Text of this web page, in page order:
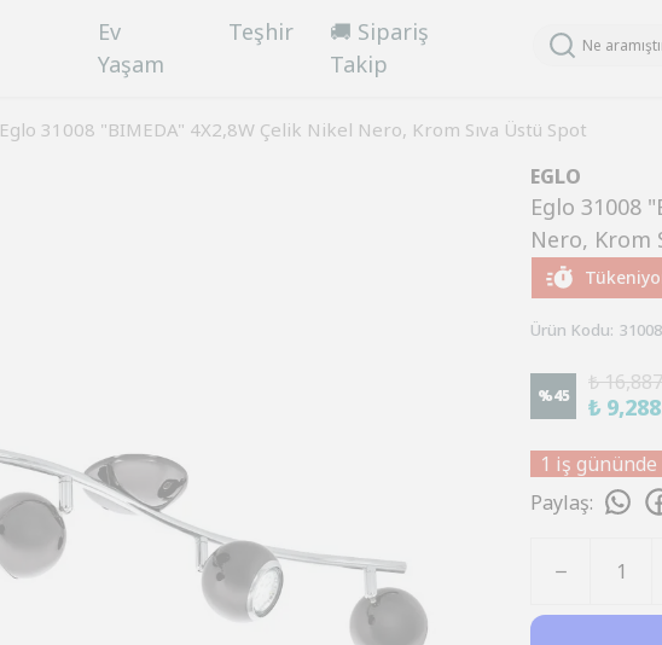
Ev
Yaşam
Teşhir
🚚 Sipariş
Takip
Eglo 31008 "BIMEDA" 4X2,8W Çelik Nikel Nero, Krom Sıva Üstü Spot
EGLO
Eglo 31008
Nero, Krom
Ürün Kodu: 31008
%45
₺
₺
1 iş gününde
Paylaş: